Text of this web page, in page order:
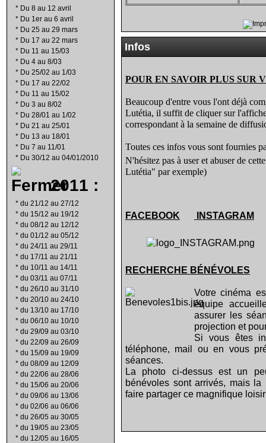
* Du 8 au 12 avril
* Du 1er au 6 avril
* Du 25 au 29 mars
* Du 17 au 22 mars
* Du 11 au 15/03
* Du 4 au 8/03
* Du 25/02 au 1/03
* Du 17 au 22/02
* Du 11 au 15/02
* Du 3 au 8/02
* Du 28/01 au 1/02
* Du 21 au 25/01
* Du 13 au 18/01
* Du 7 au 11/01
* Du 30/12 au 04/01/2010
2011 :
* du 21/12 au 27/12
* du 15/12 au 19/12
* du 08/12 au 12/12
* du 01/12 au 05/12
* du 24/11 au 29/11
* du 17/11 au 21/11
* du 10/11 au 14/11
* du 03/11 au 07/11
* du 26/10 au 31/10
* du 20/10 au 24/10
* du 13/10 au 17/10
* du 06/10 au 10/10
* du 29/09 au 03/10
* du 22/09 au 26/09
* du 15/09 au 19/09
* du 08/09 au 12/09
* du 22/06 au 28/06
* du 15/06 au 20/06
* du 09/06 au 13/06
* du 02/06 au 06/06
* du 26/05 au 30/05
* du 19/05 au 23/05
* du 12/05 au 16/05
Infos
POUR EN SAVOIR PLUS SUR
Beaucoup d'entre vous l'ont déjà
Lutétia, il suffit de cliquer sur
correspondant à la semaine de
Toutes ces infos vous sont fournies
N'hésitez pas à user et abuser de
Lutétia" par exemple)
FACEBOOK INSTAGRAM
RECHERCHE BÉNÉVOLES
Votre cinéma
équipe
assurer les
projection et
Si vous êtes
téléphone, mail ou en vous
séances.
La photo ci-dessus est un
bénévoles sont arrivés, mais
faire partager ce magnifique